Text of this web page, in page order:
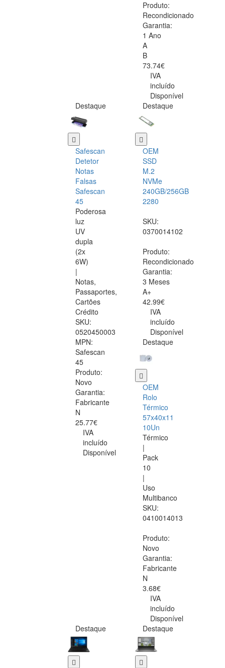
Produto:
Recondicionado
Garantia:
1 Ano
A
B
73.74€
IVA
incluído
Disponível
Destaque
Safescan
Detetor
Notas
Falsas
Safescan
45
Poderosa
luz
UV
dupla
(2x
6W)
|
Notas,
Passaportes,
Cartões
Crédito
SKU:
0520450003
MPN:
Safescan
45
Produto:
Novo
Garantia:
Fabricante
N
25.77€
IVA
incluído
Disponível
Destaque
OEM
SSD
M.2
NVMe
240GB/256GB
2280
SKU:
0370014102
Produto:
Recondicionado
Garantia:
3 Meses
A+
42.99€
IVA
incluído
Disponível
Destaque
OEM
Rolo
Térmico
57x40x11
10Un
Térmico
|
Pack
10
|
Uso
Multibanco
SKU:
0410014013
Produto:
Novo
Garantia:
Fabricante
N
3.68€
IVA
incluído
Disponível
Destaque
Destaque